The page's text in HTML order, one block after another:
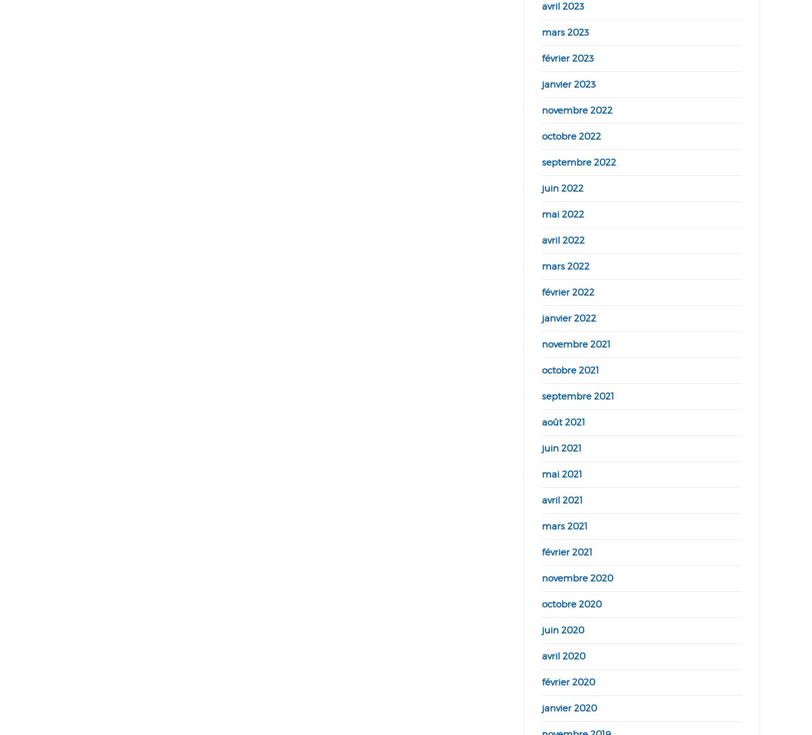
avril 2023
mars 2023
février 2023
janvier 2023
novembre 2022
octobre 2022
septembre 2022
juin 2022
mai 2022
avril 2022
mars 2022
février 2022
janvier 2022
novembre 2021
octobre 2021
septembre 2021
août 2021
juin 2021
mai 2021
avril 2021
mars 2021
février 2021
novembre 2020
octobre 2020
juin 2020
avril 2020
février 2020
janvier 2020